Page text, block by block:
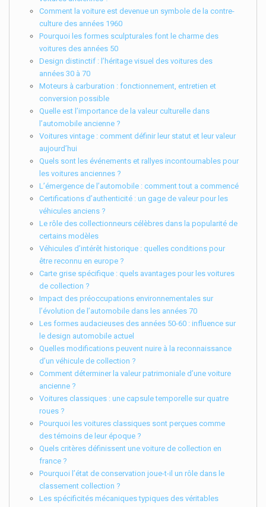
Comment la voiture est devenue un symbole de la contre-
culture des années 1960
Pourquoi les formes sculpturales font le charme des
voitures des années 50
Design distinctif : l’héritage visuel des voitures des
années 30 à 70
Moteurs à carburation : fonctionnement, entretien et
conversion possible
Quelle est l’importance de la valeur culturelle dans
l’automobile ancienne ?
Voitures vintage : comment définir leur statut et leur valeur
aujourd’hui
Quels sont les événements et rallyes incontournables pour
les voitures anciennes ?
L’émergence de l’automobile : comment tout a commencé
Certifications d’authenticité : un gage de valeur pour les
véhicules anciens ?
Le rôle des collectionneurs célèbres dans la popularité de
certains modèles
Véhicules d’intérêt historique : quelles conditions pour
être reconnu en europe ?
Carte grise spécifique : quels avantages pour les voitures
de collection ?
Impact des préoccupations environnementales sur
l’évolution de l’automobile dans les années 70
Les formes audacieuses des années 50-60 : influence sur
le design automobile actuel
Quelles modifications peuvent nuire à la reconnaissance
d’un véhicule de collection ?
Comment déterminer la valeur patrimoniale d’une voiture
ancienne ?
Voitures classiques : une capsule temporelle sur quatre
roues ?
Pourquoi les voitures classiques sont perçues comme
des témoins de leur époque ?
Quels critères définissent une voiture de collection en
france ?
Pourquoi l’état de conservation joue-t-il un rôle dans le
classement collection ?
Les spécificités mécaniques typiques des véritables